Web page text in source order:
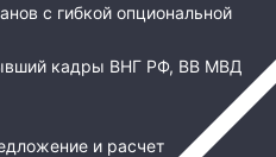
с гибкой опциональной
кадры ВНГ РФ, ВВ МВД
и расчет